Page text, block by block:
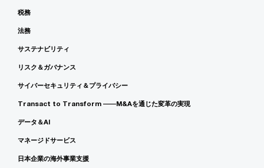
税務
法務
サステナビリティ
リスク＆ガバナンス
サイバーセキュリティ＆プライバシー
Transact to Transform ――M&Aを通じた変革の実現
データ＆AI
マネージドサービス
日本企業の海外事業支援